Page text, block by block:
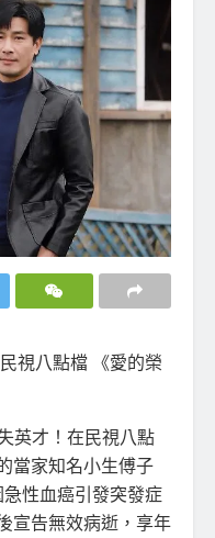
視八點檔 《愛的榮
英才！在民視八點
當家知名小生傅子
性血癌引發突發症
宣告無效病逝，享年